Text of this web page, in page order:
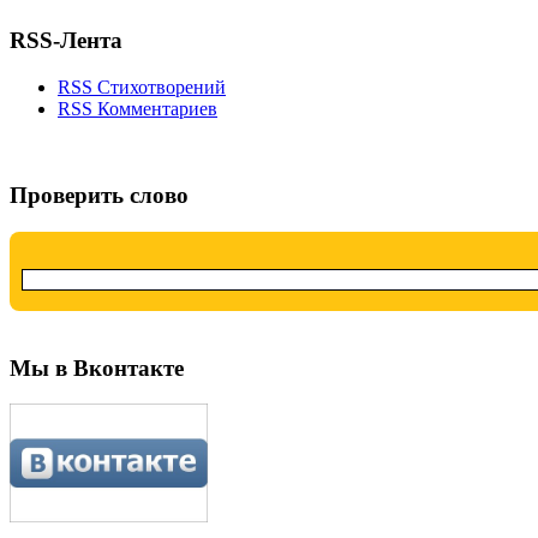
RSS-Лента
RSS Стихотворений
RSS Комментариев
Проверить слово
Мы в Вконтакте